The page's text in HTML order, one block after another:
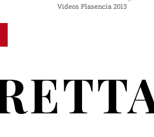
Videos Plasencia 2013